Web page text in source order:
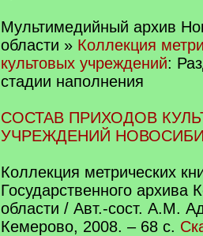
Мультимедийный архив
области » Коллекция
культовых учреждений:
стадии наполнения
СОСТАВ ПРИХОДОВ
УЧРЕЖДЕНИЙ
Коллекция метрических
Государственного архива
области / Авт.-сост. А.М.
Кемерово, 2008. – 68 с.